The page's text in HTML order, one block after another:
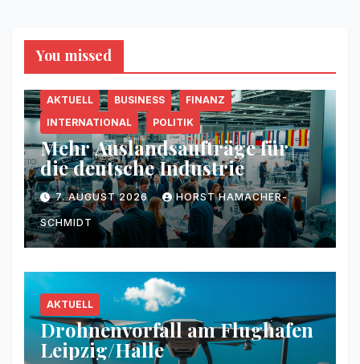
You missed
AKTUELL BUSINESS
FINANZ
INTERNATIONAL
POLITIK
Mehr Auslandsaufträge für
die deutsche Industrie
7. AUGUST 2026 HORST HAMACHER-
SCHMIDT
AKTUELL
Drohnenvorfall am Flughafen
Leipzig/Halle